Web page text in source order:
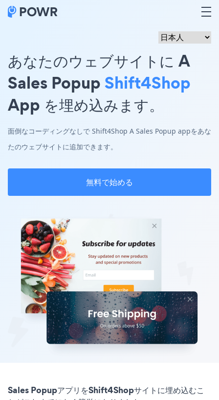
あなたのウェブサイトに A
Sales PopupShift4Shop
App を埋め込みます。
面倒なコーディングなしで Shift4Shop A Sales Popup appをあな
たのウェブサイトに追加できます。
無料で始める
Sales PopupアプリをShift4Shopサイトに埋め込むこ